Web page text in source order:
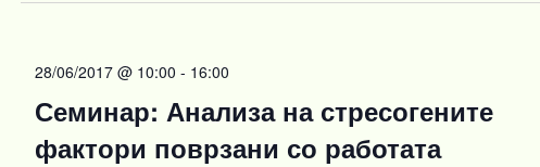
Семинар: Анализа на стресогените
фактори поврзани со работата
28/06/2017 @ 10:00 - 16:00